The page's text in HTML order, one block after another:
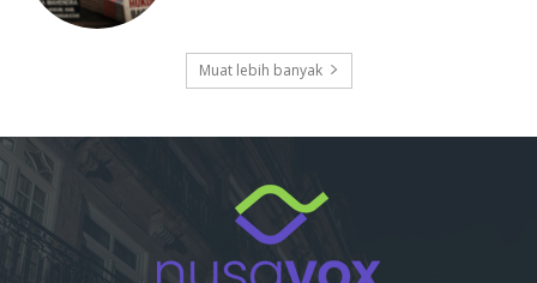
Muat lebih banyak